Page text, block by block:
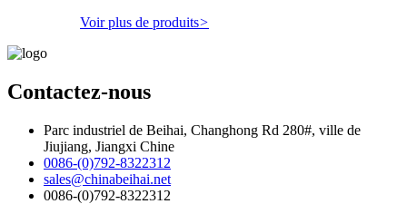
Voir plus de produits>
Contactez-nous
Parc industriel de Beihai, Changhong Rd 280#, ville de
Jiujiang, Jiangxi Chine
0086-(0)792-8322312
sales@chinabeihai.net
0086-(0)792-8322312